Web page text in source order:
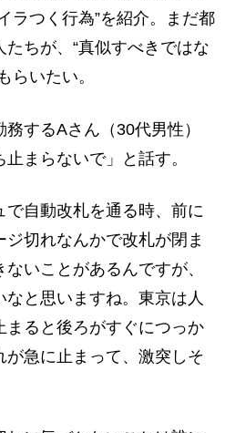
ラつく行為”を紹介。まだ都
ちが、“真似すべきではな
らいたい。
するAさん（30代男性）
まらないで」と話す。
で自動改札を通る時、前に
切れなんかで改札が閉ま
いことがあるんですが、
と思いますね。東京は人
まると後ろがすぐにつっか
が急に止まって、激突しそ